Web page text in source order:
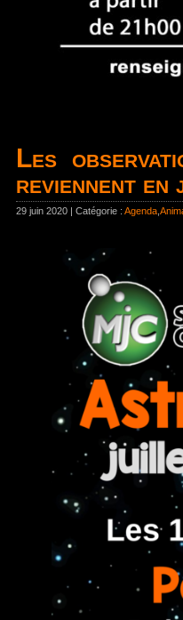
Les
reviennent
29 juin 2020 | Catégorie : Agenda